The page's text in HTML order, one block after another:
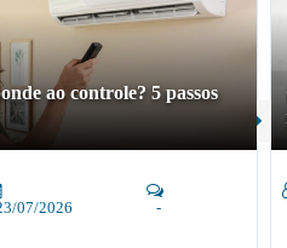
ao controle? 5 passos
07/2026 -